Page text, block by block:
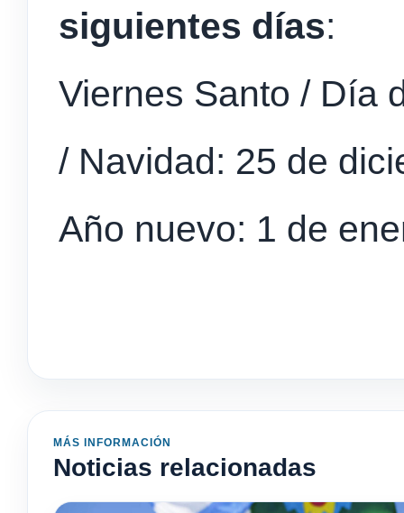
siguientes días:
Viernes Santo / Día
/ Navidad: 25 de
Año nuevo: 1 de
MÁS INFORMACIÓN
Noticias relacionadas